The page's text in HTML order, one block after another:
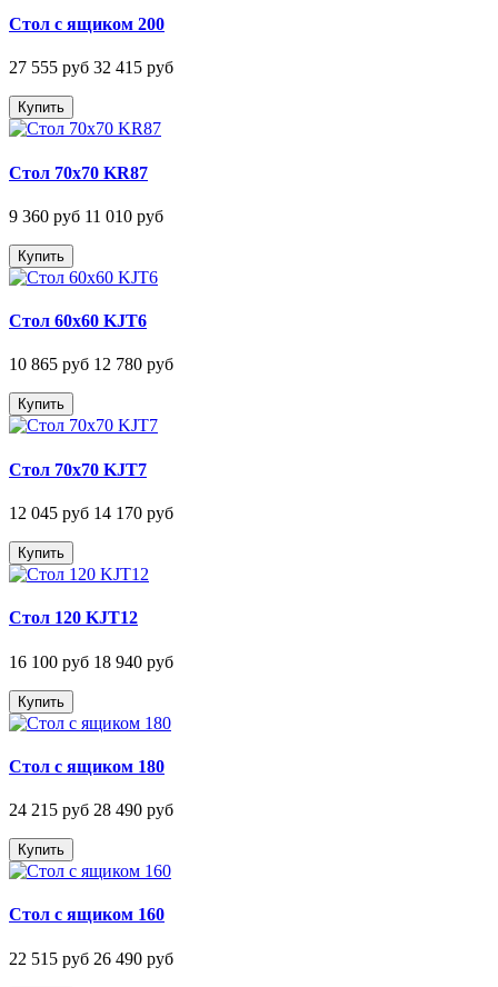
Стол с ящиком 200
27 555 руб 32 415 руб
Купить
Стол 70х70 KR87
9 360 руб 11 010 руб
Купить
Стол 60х60 KJT6
10 865 руб 12 780 руб
Купить
Стол 70х70 KJT7
12 045 руб 14 170 руб
Купить
Стол 120 KJT12
16 100 руб 18 940 руб
Купить
Стол с ящиком 180
24 215 руб 28 490 руб
Купить
Стол с ящиком 160
22 515 руб 26 490 руб